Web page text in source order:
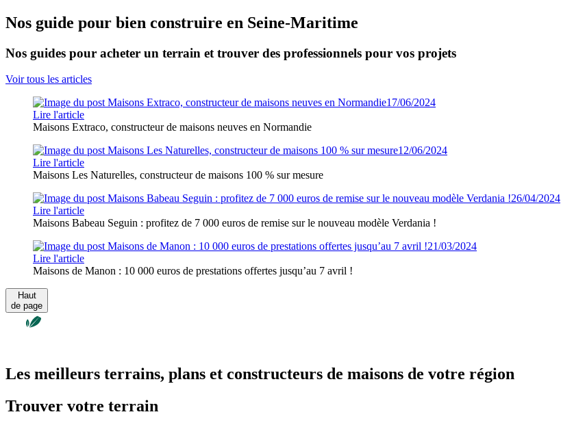
Nos guide pour bien construire en Seine-Maritime
Nos guides pour acheter un terrain et trouver des professionnels pour vos projets
Voir tous les articles
17/06/2024
Lire l'article
Maisons Extraco, constructeur de maisons neuves en Normandie
12/06/2024
Lire l'article
Maisons Les Naturelles, constructeur de maisons 100 % sur mesure
26/04/2024
Lire l'article
Maisons Babeau Seguin : profitez de 7 000 euros de remise sur le nouveau modèle Verdania !
21/03/2024
Lire l'article
Maisons de Manon : 10 000 euros de prestations offertes jusqu’au 7 avril !
Haut
de page
Les meilleurs terrains, plans et constructeurs de maisons de votre région
Trouver votre terrain